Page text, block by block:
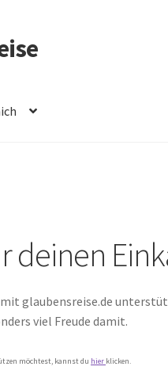
deinen
mit glaubensreise.de
viel Freude damit.
möchtest, kannst du hier klicken.